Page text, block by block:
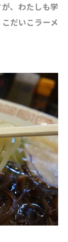
、わたしも学
だいこラーメ